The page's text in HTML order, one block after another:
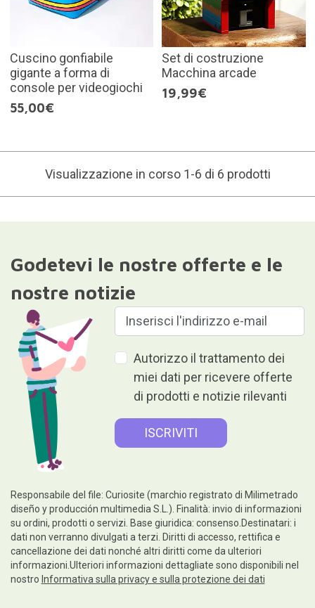
Cuscino gonfiabile
gigante a forma di
console per videogiochi
55,00€
Set di costruzione
Macchina arcade
19,99€
Visualizzazione in corso 1-6 di 6 prodotti
Godetevi le nostre offerte e le
nostre notizie
Autorizzo il trattamento dei
miei dati per ricevere offerte
di prodotti e notizie rilevanti
Responsabile del file: Curiosite (marchio registrato di Milimetrado
diseño y producción multimedia S.L.). Finalità: invio di informazioni
su ordini, prodotti o servizi. Base giuridica: consenso.Destinatari: i
dati non verranno divulgati a terzi. Diritti di accesso, rettifica e
cancellazione dei dati nonché altri diritti come da ulteriori
informazioni.Ulteriori informazioni dettagliate sono disponibili nel
nostro Informativa sulla privacy e sulla protezione dei dati